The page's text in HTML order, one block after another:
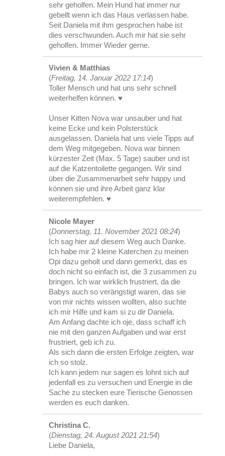
sehr geholfen. Mein Hund hat immer nur
gebellt wenn ich das Haus verlassen habe.
Seit Daniela mit ihm gesprochen habe ist
dies verschwunden. Auch mir hat sie sehr
geholfen. Immer Wieder gerne.
Vivien & Matthias
(Freitag, 14. Januar 2022 17:14)
Toller Mensch und hat uns sehr schnell
weiterhelfen können. ♥️
Unser Kitten Nova war unsauber und hat
keine Ecke und kein Polsterstück
ausgelassen. Daniela hat uns viele Tipps auf
dem Weg mitgegeben. Nova war binnen
kürzester Zeit (Max. 5 Tage) sauber und ist
auf die Katzentoilette gegangen. Wir sind
über die Zusammenarbeit sehr happy und
können sie und ihre Arbeit ganz klar
weiterempfehlen. ♥️
Nicole Mayer
(Donnerstag, 11. November 2021 08:24)
Ich sag hier auf diesem Weg auch Danke.
Ich habe mir 2 kleine Katerchen zu meinen
Opi dazu geholt und dann gemerkt, das es
doch nicht so einfach ist, die 3 zusammen zu
bringen. Ich war wirklich frustriert, da die
Babys auch so verängstigt waren, das sie
von mir nichts wissen wollten, also suchte
ich mir Hilfe und kam si zu dir Daniela.
Am Anfang dachte ich oje, dass schaff ich
nie mit den ganzen Aufgaben und war erst
frustriert, geb ich zu.
Als sich dann die ersten Erfolge zeigten, war
ich so stolz.
Ich kann jedem nur sagen es lohnt sich auf
jedenfall es zu versuchen und Energie in die
Sache zu stecken eure Tierische Genossen
werden es euch danken.
Christina C.
(Dienstag, 24. August 2021 21:54)
Liebe Daniela,